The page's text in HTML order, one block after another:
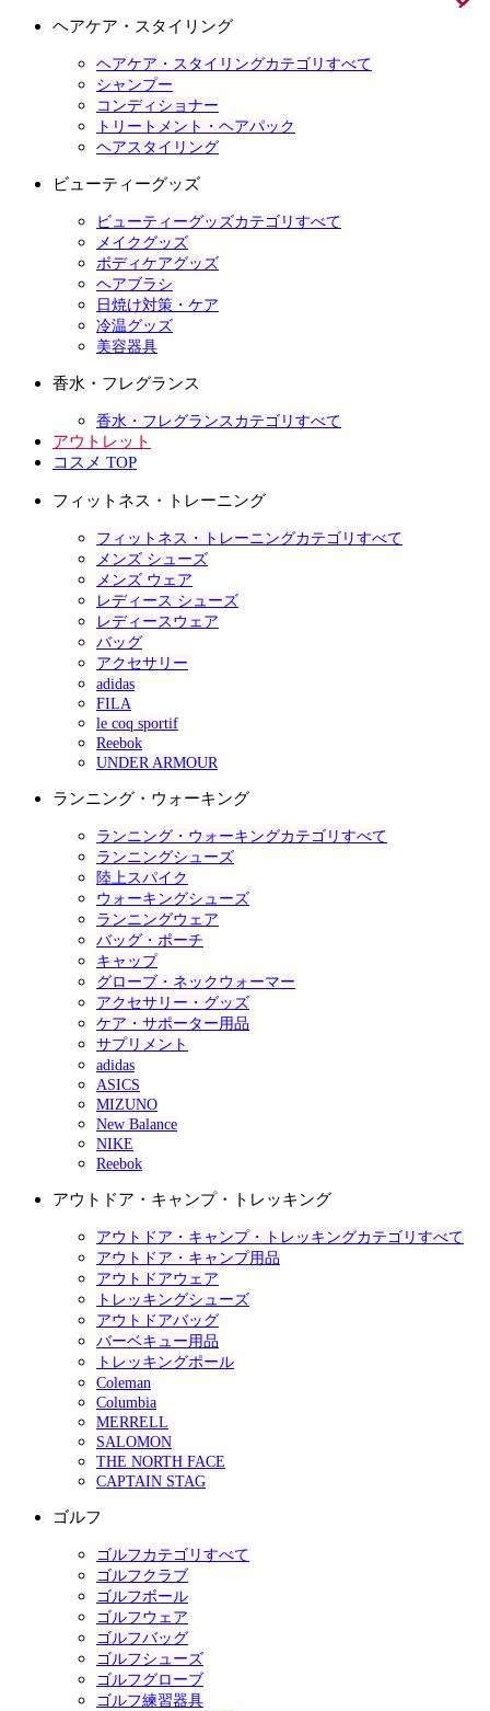
ヘアケア・スタイリング
ヘアケア・スタイリングカテゴリすべて
シャンプー
コンディショナー
トリートメント・ヘアパック
ヘアスタイリング
ビューティーグッズ
ビューティーグッズカテゴリすべて
メイクグッズ
ボディケアグッズ
ヘアブラシ
日焼け対策・ケア
冷温グッズ
美容器具
香水・フレグランス
香水・フレグランスカテゴリすべて
アウトレット
コスメ TOP
フィットネス・トレーニング
フィットネス・トレーニングカテゴリすべて
メンズ シューズ
メンズ ウェア
レディース シューズ
レディースウェア
バッグ
アクセサリー
adidas
FILA
le coq sportif
Reebok
UNDER ARMOUR
ランニング・ウォーキング
ランニング・ウォーキングカテゴリすべて
ランニングシューズ
陸上スパイク
ウォーキングシューズ
ランニングウェア
バッグ・ポーチ
キャップ
グローブ・ネックウォーマー
アクセサリー・グッズ
ケア・サポーター用品
サプリメント
adidas
ASICS
MIZUNO
New Balance
NIKE
Reebok
アウトドア・キャンプ・トレッキング
アウトドア・キャンプ・トレッキングカテゴリすべて
アウトドア・キャンプ用品
アウトドアウェア
トレッキングシューズ
アウトドアバッグ
バーベキュー用品
トレッキングポール
Coleman
Columbia
MERRELL
SALOMON
THE NORTH FACE
CAPTAIN STAG
ゴルフ
ゴルフカテゴリすべて
ゴルフクラブ
ゴルフボール
ゴルフウェア
ゴルフバッグ
ゴルフシューズ
ゴルフグローブ
ゴルフ練習器具